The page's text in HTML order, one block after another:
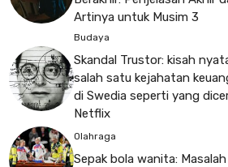
Artinya untuk Musim 3
Budaya
Skandal Trustor: kisah
salah satu kejahatan
di Swedia seperti yang
Netflix
Olahraga
Sepak bola wanita: